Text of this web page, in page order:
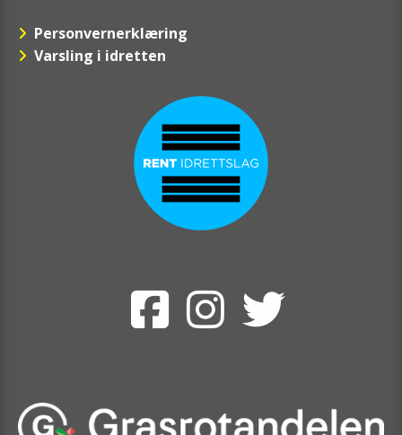
Personvernerklæring
Varsling i idretten